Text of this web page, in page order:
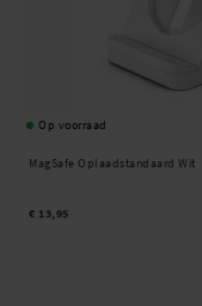
Op voorraad
MagSafe Oplaadstandaard Wit
€ 13,95